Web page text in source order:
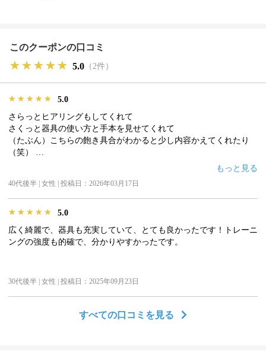
このクーポンの口コミ
★★★★★
★★★★★
★★★★★ 5.0 （2件）
★★★★★
★★★★★
★★★★★
5.0
さらっとヒアリングもしてくれて
さくっと器具の使い方と手本を見せてくれて
（たぶん）こちらの飽き具合がわかると少し内容かえてくれたり
（笑）
もっと見る
40代後半 | 女性 | 投稿日：2026年03月17日
★★★★★
★★★★★
★★★★★
5.0
広く綺麗で、器具も充実していて、とても良かったです！トレーニ
ングの強度も的確で、分かりやすかったです。
30代後半 | 女性 | 投稿日：2025年09月23日
すべての口コミを見る